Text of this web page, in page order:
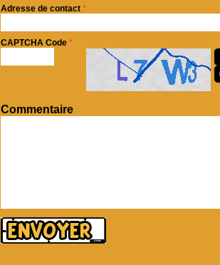
Adresse de contact *
CAPTCHA Code *
Commentaire